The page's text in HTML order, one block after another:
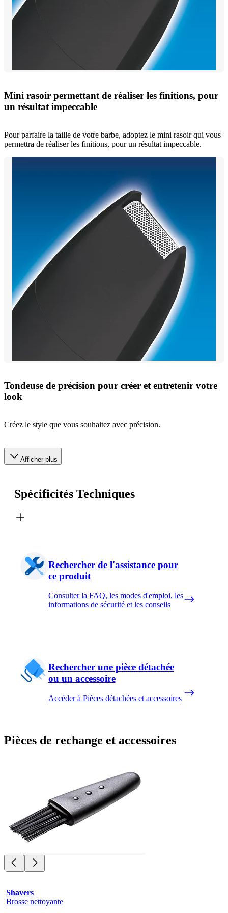
Mini rasoir permettant de réaliser les finitions, pour
un résultat impeccable
Pour parfaire la taille de votre barbe, adoptez le mini rasoir qui vous
permettra de réaliser les finitions, pour un résultat impeccable.
Tondeuse de précision pour créer et entretenir votre
look
Créez le style que vous souhaitez avec précision.
Afficher plus
Spécificités Techniques
Rechercher de l'assistance pour
ce produit
Consulter la FAQ, les modes d'emploi, les
informations de sécurité et les conseils
Rechercher une pièce détachée
ou un accessoire
Accéder à Pièces détachées et accessoires
Pièces de rechange et accessoires
Shavers
Brosse nettoyante